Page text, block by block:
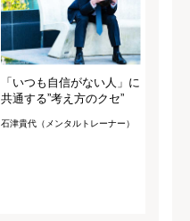
「いつも自信がない人」に
共通する”考え方のクセ”
石津貴代（メンタルトレーナー）